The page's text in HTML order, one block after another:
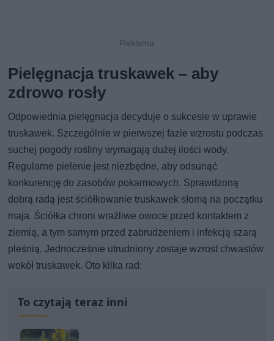
Pielęgnacja truskawek – aby
zdrowo rosły
Odpowiednia pielęgnacja decyduje o sukcesie w uprawie
truskawek. Szczególnie w pierwszej fazie wzrostu podczas
suchej pogody rośliny wymagają dużej ilości wody.
Regularne pielenie jest niezbędne, aby odsunąć
konkurencję do zasobów pokarmowych. Sprawdzoną
dobrą radą jest ściółkowanie truskawek słomą na początku
maja. Ściółka chroni wrażliwe owoce przed kontaktem z
ziemią, a tym samym przed zabrudzeniem i infekcją szarą
pleśnią. Jednocześnie utrudniony zostaje wzrost chwastów
wokół truskawek. Oto kilka rad:
To czytają teraz inni